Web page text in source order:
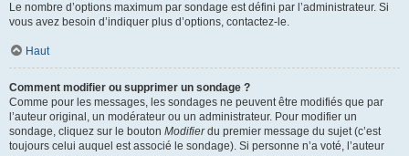
Le nombre d’options maximum par sondage est défini par l’administrateur. Si
vous avez besoin d’indiquer plus d’options, contactez-le.
Haut
Comment modifier ou supprimer un sondage ?
Comme pour les messages, les sondages ne peuvent être modifiés que par
l’auteur original, un modérateur ou un administrateur. Pour modifier un
sondage, cliquez sur le bouton Modifierdu premier message du sujet (c’est
toujours celui auquel est associé le sondage). Si personne n’a voté, l’auteur